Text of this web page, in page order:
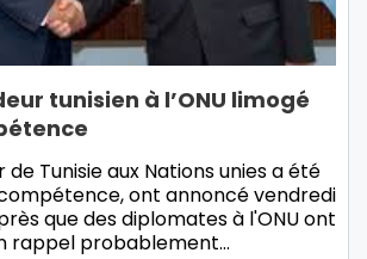
tunisien à l’ONU limogé
de Tunisie aux Nations unies a été
ont annoncé vendredi
que des diplomates à l'ONU ont
rappel probablement…